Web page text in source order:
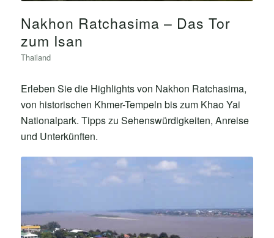
Nakhon Ratchasima – Das Tor
zum Isan
Thailand
Erleben Sie die Highlights von Nakhon Ratchasima,
von historischen Khmer-Tempeln bis zum Khao Yai
Nationalpark. Tipps zu Sehenswürdigkeiten, Anreise
und Unterkünften.